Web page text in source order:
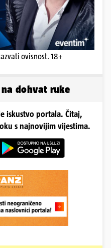
ovisnost. 18+
dohvat ruke
iskustvo portala. Čitaj,
s najnovijim vijestima.